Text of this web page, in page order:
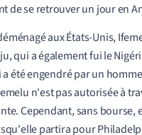
de se retrouver un jour en
aux États-Unis,
qui a également fui le
été engendré par un
n'est pas autorisée à
Cependant, sans bourse,
partira pour